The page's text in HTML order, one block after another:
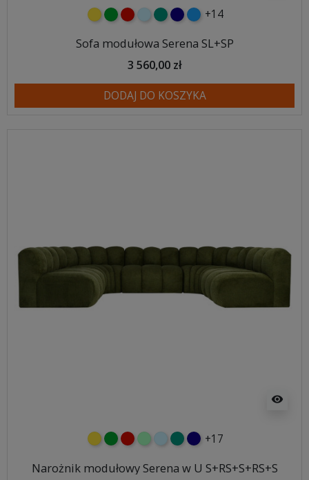
żółtyzielonyczerwony
błękitnyturkusowy
granatowy
niebieski
+14
Sofa modułowa Serena SL+SP
3 560,00 zł
DODAJ DO KOSZYKA
visibility
żółtyzielonyczerwony
miętowybłękitnyturkusowy
granatowy
+17
Narożnik modułowy Serena w U S+RS+S+RS+S